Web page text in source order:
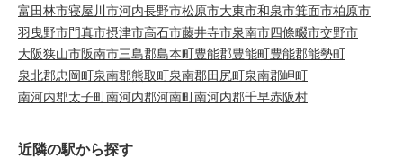
富田林市寝屋川市河内長野市松原市大東市和泉市箕面市柏原市
羽曳野市門真市摂津市高石市藤井寺市泉南市四條畷市交野市
大阪狭山市阪南市三島郡島本町豊能郡豊能町豊能郡能勢町
泉北郡忠岡町泉南郡熊取町泉南郡田尻町泉南郡岬町
南河内郡太子町南河内郡河南町南河内郡千早赤阪村
近隣の駅から探す